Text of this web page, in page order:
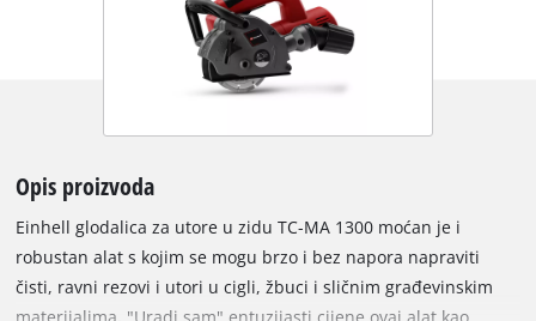
Opis proizvoda
Einhell glodalica za utore u zidu TC-MA 1300 moćan je i
robustan alat s kojim se mogu brzo i bez napora napraviti
čisti, ravni rezovi i utori u cigli, žbuci i sličnim građevinskim